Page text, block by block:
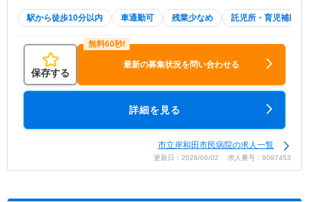
駅から徒歩10分以内 車通勤可 残業少なめ 託児所・育児補助
保存する
最新の募集状況を問い合わせる
詳細を見る
市立岸和田市民病院の求人一覧
更新日：2026/06/02 求人番号：9097453